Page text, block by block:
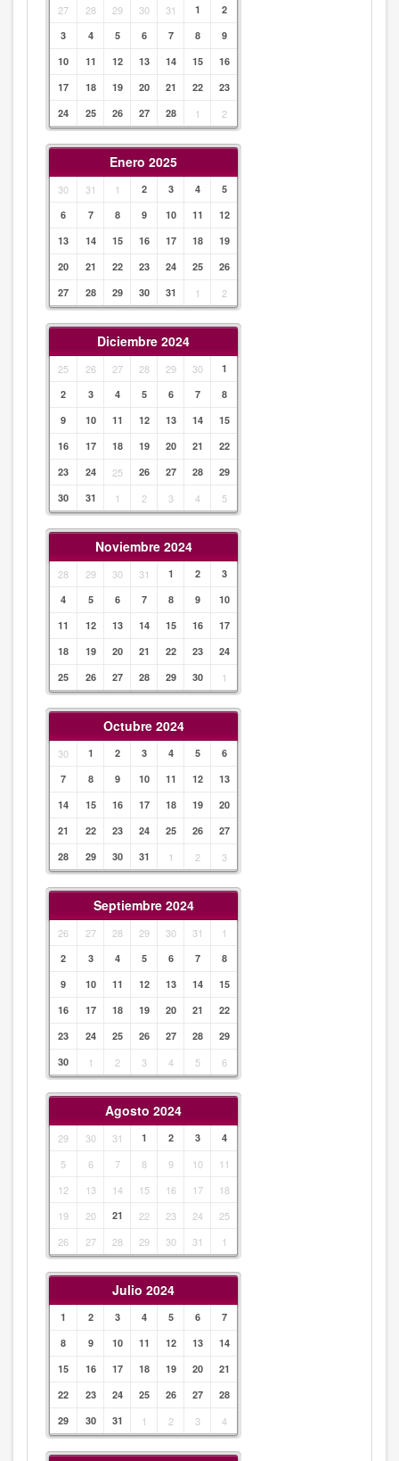
27 28 29 30 31 1
2
3
4 5 6 7 8
9
10
11 12 13 14 15
16
17
18 19 20 21 22
23
24
25 26 27 28 1 2
Enero 2025
30 31 1 2 3 4
5
6
7 8 9 10 11
12
13
14 15 16 17 18
19
20
21 22 23 24 25
26
27
28 29 30 31 1 2
Diciembre 2024
25 26 27 28 29 30
1
2
3 4 5 6 7
8
9
10 11 12 13 14
15
16
17 18 19 20 21
22
23
24 25 26 27 28
29
30
31 1 2 3 4 5
Noviembre 2024
28 29 30 31 1 2
3
4
5 6 7 8 9
10
11
12 13 14 15 16
17
18
19 20 21 22 23
24
25
26 27 28 29 30 1
Octubre 2024
30 1 2 3 4 5
6
7
8 9 10 11 12
13
14
15 16 17 18 19
20
21
22 23 24 25 26
27
28
29 30 31 1 2 3
Septiembre 2024
26 27 28 29 30 31 1
2 3 4 5 6 7
8
9
10 11 12 13 14
15
16
17 18 19 20 21
22
23
24 25 26 27 28
29
30
1 2 3 4 5 6
Agosto 2024
29 30 31 1 2 3 4
5 6 7 8 9 10
11
12
13 14 15 16 17
18
19
20 21 22 23 24
25
26
27 28 29 30 31 1
Julio 2024
1 2 3 4 5 6
7
8
9 10 11 12 13
14
15
16 17 18 19 20
21
22
23 24 25 26 27
28
29
30 31 1 2 3 4